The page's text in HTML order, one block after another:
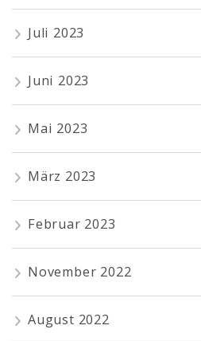
Juli 2023
Juni 2023
Mai 2023
März 2023
Februar 2023
November 2022
August 2022